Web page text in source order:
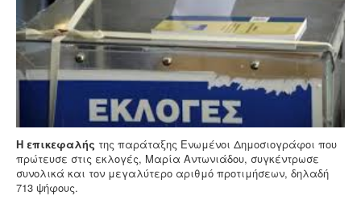
Η επικεφαλής της παράταξης Ενωμένοι Δημοσιογράφοι που
πρώτευσε στις εκλογές, Μαρία Αντωνιάδου, συγκέντρωσε
συνολικά και τον μεγαλύτερο αριθμό προτιμήσεων, δηλαδή
713 ψήφους.